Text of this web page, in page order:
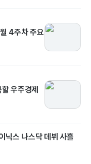
4주차 주요
우주경제
스 나스닥 데뷔 사흘